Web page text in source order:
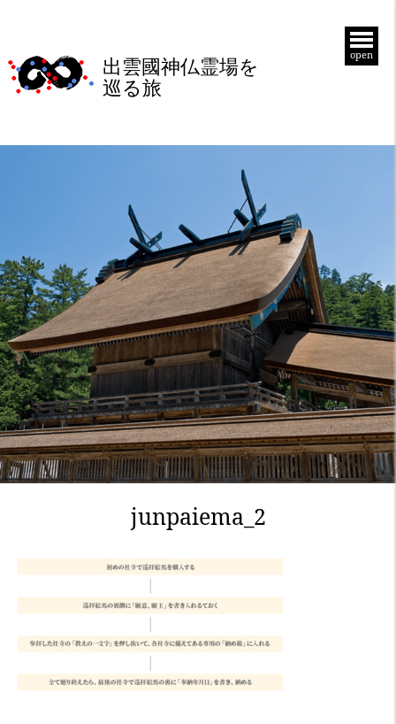
出雲國神仏霊場を
巡る旅
open
junpaiema_2